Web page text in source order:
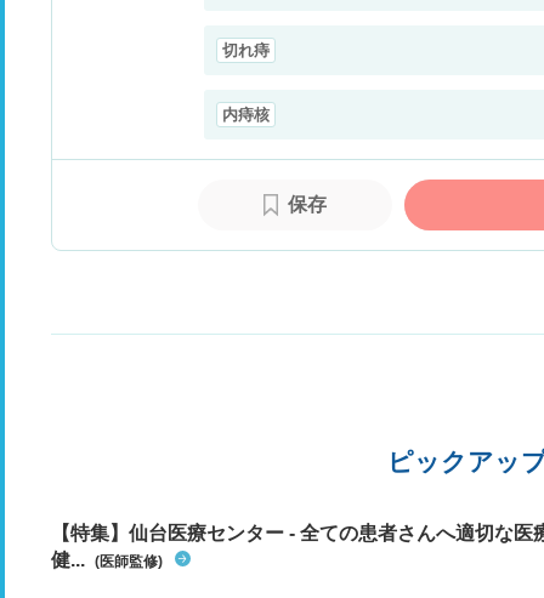
切れ痔
内痔核
保存
ピックアッ
【特集】仙台医療センター - 全ての患者さんへ適切な
健... (医師監修)